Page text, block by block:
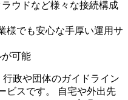
ウドなど様々な接続構成
様でも安心な手厚い運用サ
可能
政や団体のガイドライン
ビスです。 自宅や外出先